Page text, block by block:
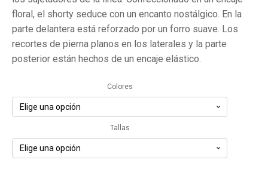
era:
35,00€.
es:
31,50€.
floral, el shorty seduce con un encanto nostálgico. En la
parte delantera está reforzado por un forro suave. Los
recortes de pierna planos en los laterales y la parte
posterior están hechos de un encaje elástico.
Colores
Tallas